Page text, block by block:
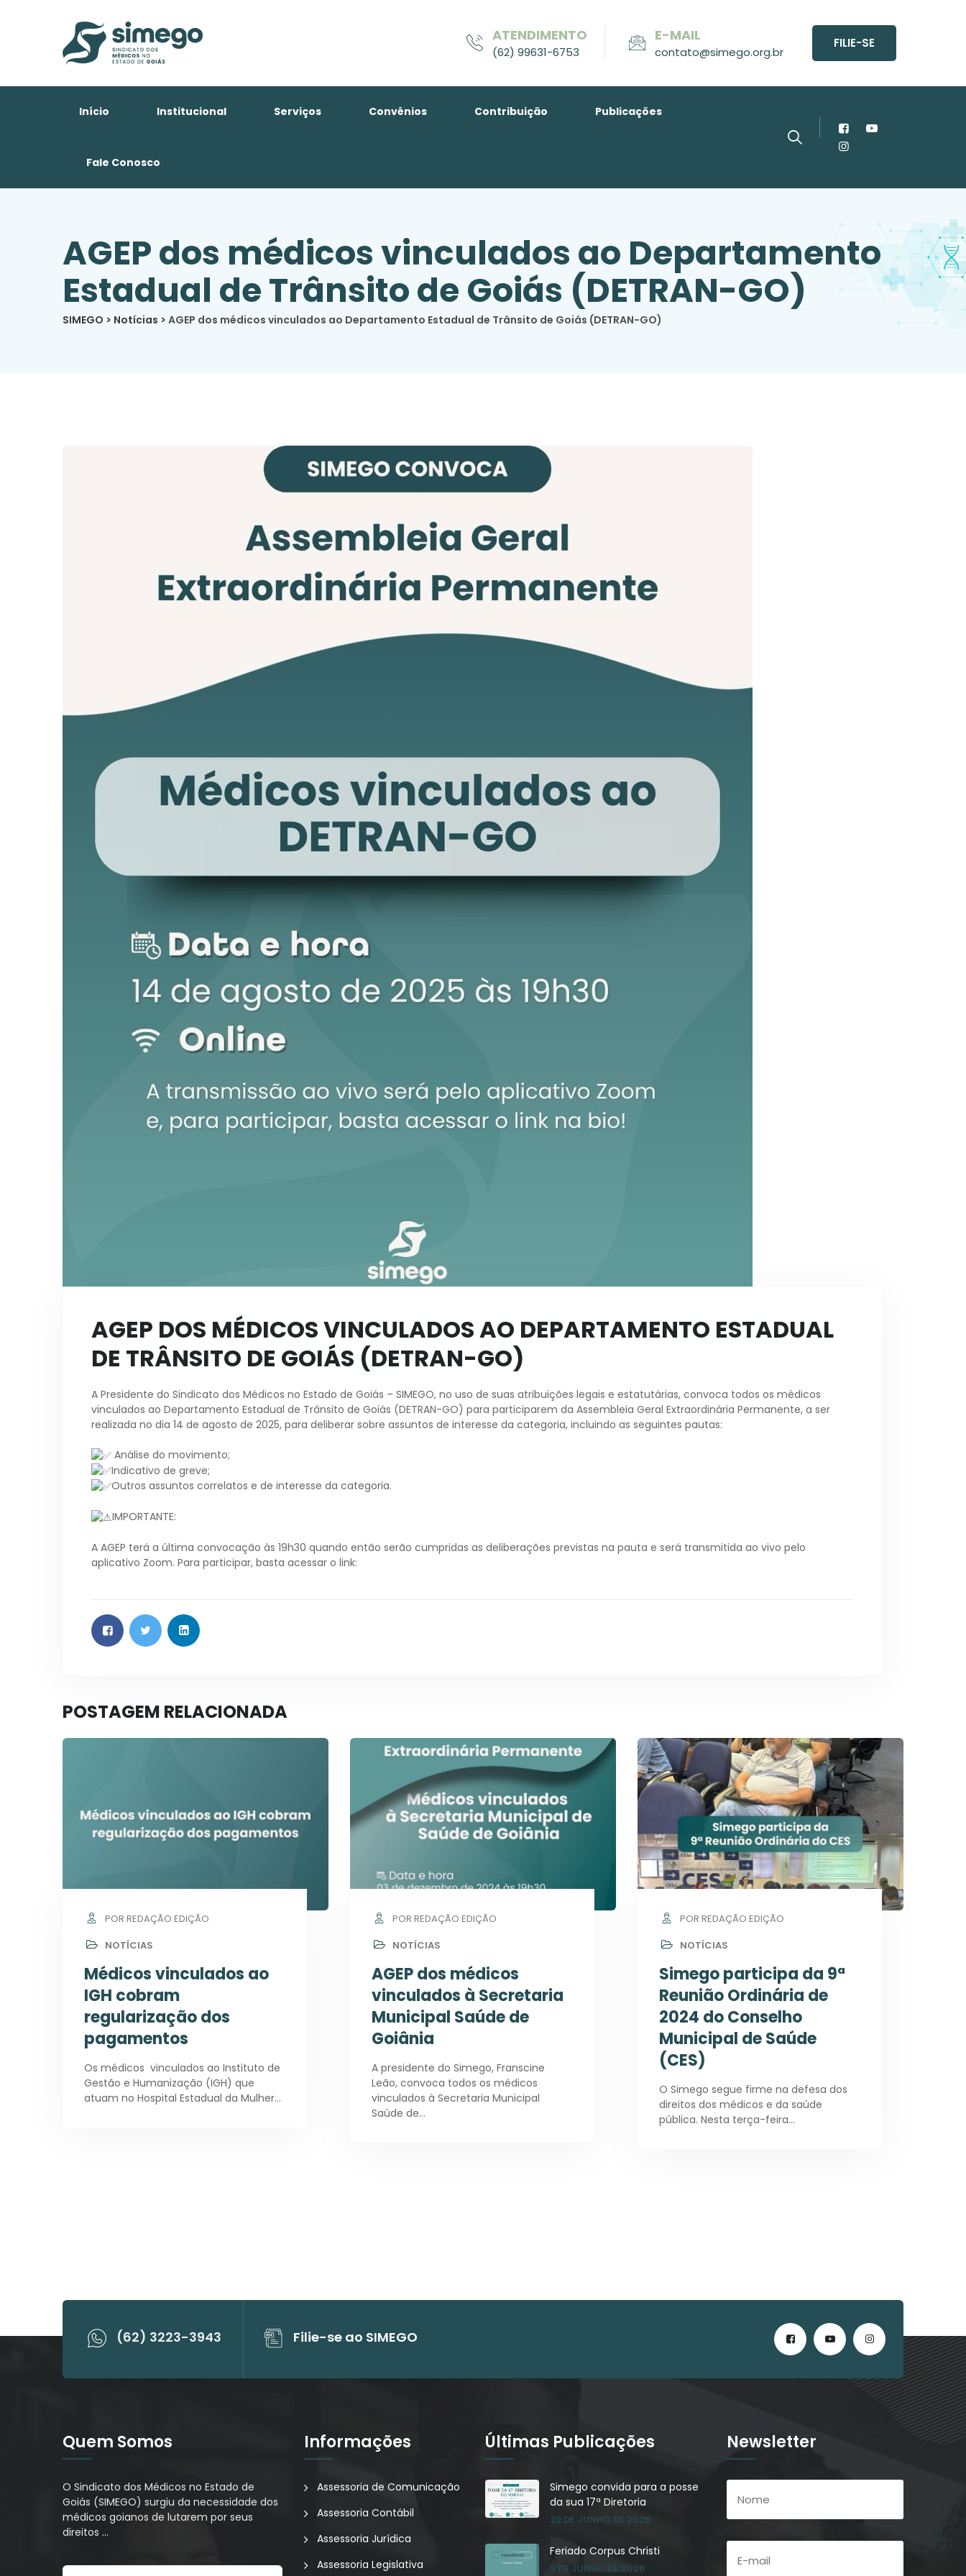
ATENDIMENTO
(62) 99631-6753
E-MAIL
contato@simego.org.br
FILIE-SE
Início Institucional Serviços Convênios Contribuição Publicações
Fale Conosco
AGEP dos médicos vinculados ao Departamento
Estadual de Trânsito de Goiás (DETRAN-GO)
SIMEGO > Notícias > AGEP dos médicos vinculados ao Departamento Estadual de Trânsito de Goiás (DETRAN-GO)
AGEP DOS MÉDICOS VINCULADOS AO DEPARTAMENTO ESTADUAL
DE TRÂNSITO DE GOIÁS (DETRAN-GO)
A Presidente do Sindicato dos Médicos no Estado de Goiás – SIMEGO, no uso de suas atribuições legais e estatutárias, convoca todos os médicos
vinculados ao Departamento Estadual de Trânsito de Goiás (DETRAN-GO) para participarem da Assembleia Geral Extraordinária Permanente, a ser
realizada no dia 14 de agosto de 2025, para deliberar sobre assuntos de interesse da categoria, incluindo as seguintes pautas:
Análise do movimento;
Indicativo de greve;
Outros assuntos correlatos e de interesse da categoria.
IMPORTANTE:
A AGEP terá a última convocação às 19h30 quando então serão cumpridas as deliberações previstas na pauta e será transmitida ao vivo pelo
aplicativo Zoom. Para participar, basta acessar o link:
POSTAGEM RELACIONADA
POR REDAÇÃO EDIÇÃO
NOTÍCIAS
Médicos vinculados ao
IGH cobram
regularização dos
pagamentos
Os médicos vinculados ao Instituto de
Gestão e Humanização (IGH) que
atuam no Hospital Estadual da Mulher…
POR REDAÇÃO EDIÇÃO
NOTÍCIAS
AGEP dos médicos
vinculados à Secretaria
Municipal Saúde de
Goiânia
A presidente do Simego, Franscine
Leão, convoca todos os médicos
vinculados à Secretaria Municipal
Saúde de…
POR REDAÇÃO EDIÇÃO
NOTÍCIAS
Simego participa da 9ª
Reunião Ordinária de
2024 do Conselho
Municipal de Saúde
(CES)
O Simego segue firme na defesa dos
direitos dos médicos e da saúde
pública. Nesta terça-feira…
(62) 3223-3943 Filie-se ao SIMEGO
Quem Somos
O Sindicato dos Médicos no Estado de
Goiás (SIMEGO) surgiu da necessidade dos
médicos goianos de lutarem por seus
direitos …
Informações
Assessoria de Comunicação
Assessoria Contábil
Assessoria Jurídica
Assessoria Legislativa
Últimas Publicações
Simego convida para a posse
da sua 17ª Diretoria
22 DE JUNHO DE 2026
Feriado Corpus Christi
3 DE JUNHO DE 2026
Newsletter